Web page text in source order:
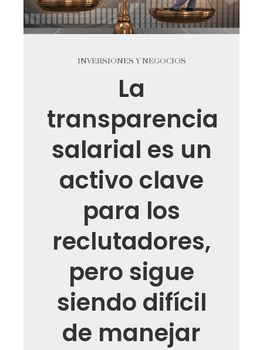
INVERSIONES Y NEGOCIOS
La
transparencia
salarial es un
activo clave
para los
reclutadores,
pero sigue
siendo difícil
de manejar